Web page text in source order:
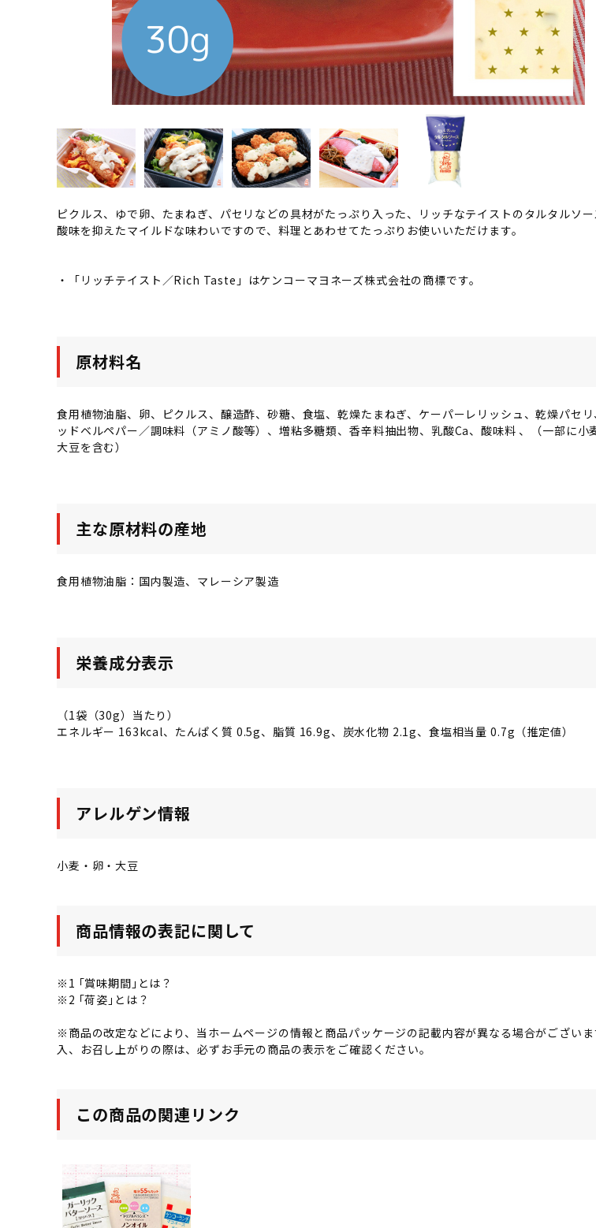
ピクルス、ゆで卵、たまねぎ、パセリなどの具材がたっぷり入った、リッチなテイストのタルタルソー
酸味を抑えたマイルドな味わいですので、料理とあわせてたっぷりお使いいただけます。
・「リッチテイスト／Rich Taste」はケンコーマヨネーズ株式会社の商標です。
原材料名
食用植物油脂、卵、ピクルス、醸造酢、砂糖、食塩、乾燥たまねぎ、ケーパーレリッシュ、乾燥パセリ
ッドベルペパー／調味料（アミノ酸等）、増粘多糖類、香辛料抽出物、乳酸Ca、酸味料 、（一部に小
大豆を含む）
主な原材料の産地
食用植物油脂：国内製造、マレーシア製造
栄養成分表示
（1袋（30g）当たり）
エネルギー 163kcal、たんぱく質 0.5g、脂質 16.9g、炭水化物 2.1g、食塩相当量 0.7g（推定値）
アレルゲン情報
小麦・卵・大豆
商品情報の表記に関して
※1 ｢賞味期間｣とは？
※2 ｢荷姿｣とは？
※商品の改定などにより、当ホームページの情報と商品パッケージの記載内容が異なる場合がございま
入、お召し上がりの際は、必ずお手元の商品の表示をご確認ください。
この商品の関連リンク